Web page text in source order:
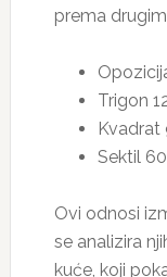
prema
Trigon
Kvadrat
Sektil
Ovi odnosi
se analizira
kuće, koji